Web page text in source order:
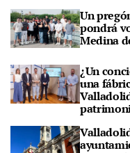
Un
pondrá
Medina
¿Un
una